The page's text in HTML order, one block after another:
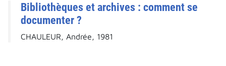
Bibliothèques et archives : comment se
documenter ?
CHAULEUR, Andrée, 1981